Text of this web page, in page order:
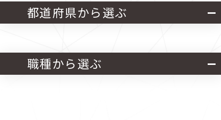
都道府県から選ぶ
北海道・東北 関東
職種から選ぶ